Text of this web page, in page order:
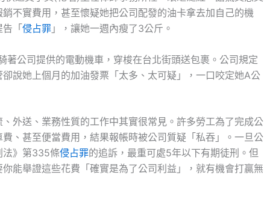
不實費用，甚至懷疑她把公司配發的油卡拿去加自己的機
「侵占罪 」，讓她一週內瘦了3公斤。
著公司提供的電動機車，穿梭在台北街頭送包裹。公司規定
卻說她上個月的加油發票「太多、太可疑」，一口咬定她A公
外送、業務性質的工作中其實很常見。許多勞工為了完成公
、甚至便當費用，結果報帳時被公司質疑「私吞」。一旦公
法》第335條侵占罪的追訴，最重可處5年以下有期徒刑。但
能舉證這些花費「確實是為了公司利益」，就有機會打贏無